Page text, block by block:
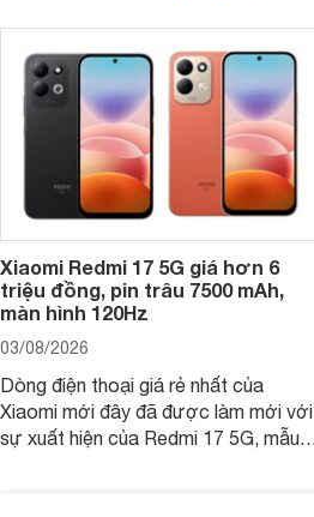
Xiaomi Redmi 17 5G giá hơn 6
triệu đồng, pin trâu 7500 mAh,
màn hình 120Hz
03/08/2026
Dòng điện thoại giá rẻ nhất của
Xiaomi mới đây đã được làm mới với
sự xuất hiện của Redmi 17 5G, mẫu